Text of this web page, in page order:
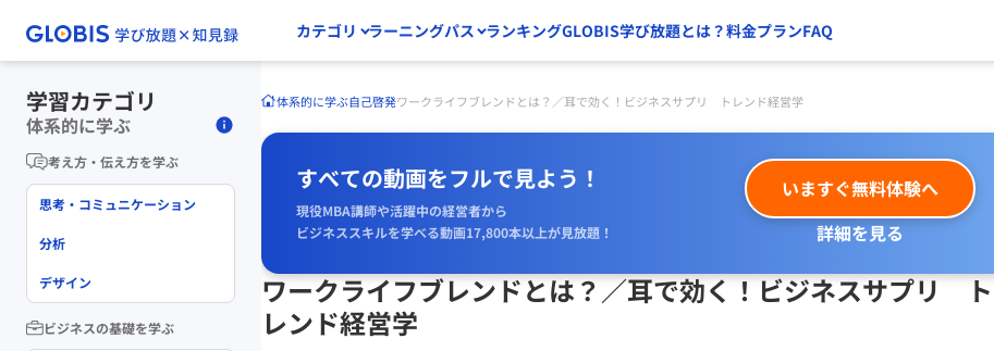
カテゴリ ラーニングパス ランキングGLOBIS学び放題とは？料金プランFAQ
体系的に学ぶ自己啓発ワークライフブレンドとは？／耳で効く！ビジネスサプリ トレンド経営学
すべての動画をフルで見よう！
現役MBA講師や活躍中の経営者から
ビジネススキルを学べる動画17,800本以上が見放題！
いますぐ無料体験へ
詳細を見る
ワークライフブレンドとは？／耳で効く！ビジネスサプリ ト
レンド経営学
学習カテゴリ
体系的に学ぶ
考え方・伝え方を学ぶ
思考・コミュニケーション
分析
デザイン
ビジネスの基礎を学ぶ